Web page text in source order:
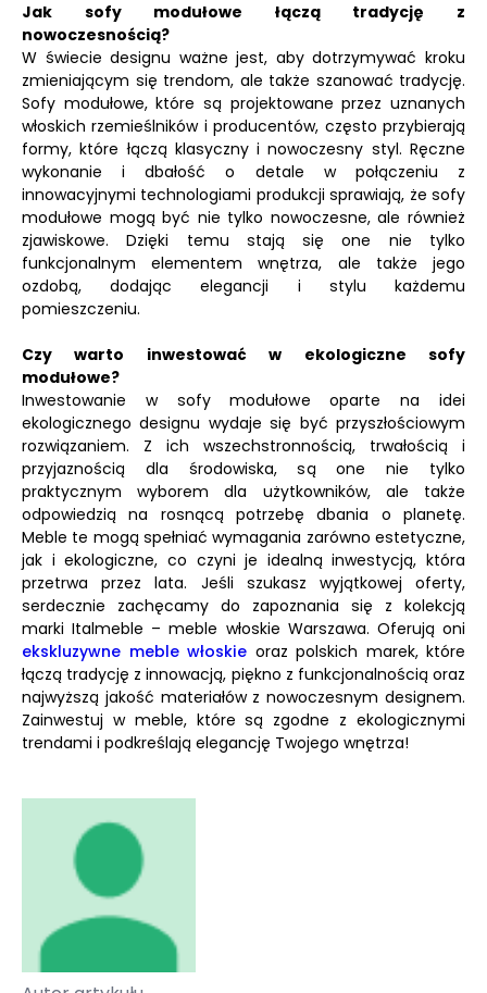
Jak sofy modułowe łączą tradycję z
nowoczesnością?
W świecie designu ważne jest, aby dotrzymywać kroku
zmieniającym się trendom, ale także szanować tradycję.
Sofy modułowe, które są projektowane przez uznanych
włoskich rzemieślników i producentów, często przybierają
formy, które łączą klasyczny i nowoczesny styl. Ręczne
wykonanie i dbałość o detale w połączeniu z
innowacyjnymi technologiami produkcji sprawiają, że sofy
modułowe mogą być nie tylko nowoczesne, ale również
zjawiskowe. Dzięki temu stają się one nie tylko
funkcjonalnym elementem wnętrza, ale także jego
ozdobą, dodając elegancji i stylu każdemu
pomieszczeniu.
Czy warto inwestować w ekologiczne sofy
modułowe?
Inwestowanie w sofy modułowe oparte na idei
ekologicznego designu wydaje się być przyszłościowym
rozwiązaniem. Z ich wszechstronnością, trwałością i
przyjaznością dla środowiska, są one nie tylko
praktycznym wyborem dla użytkowników, ale także
odpowiedzią na rosnącą potrzebę dbania o planetę.
Meble te mogą spełniać wymagania zarówno estetyczne,
jak i ekologiczne, co czyni je idealną inwestycją, która
przetrwa przez lata. Jeśli szukasz wyjątkowej oferty,
serdecznie zachęcamy do zapoznania się z kolekcją
marki Italmeble – meble włoskie Warszawa. Oferują oni
ekskluzywne meble włoskie oraz polskich marek, które
łączą tradycję z innowacją, piękno z funkcjonalnością oraz
najwyższą jakość materiałów z nowoczesnym designem.
Zainwestuj w meble, które są zgodne z ekologicznymi
trendami i podkreślają elegancję Twojego wnętrza!